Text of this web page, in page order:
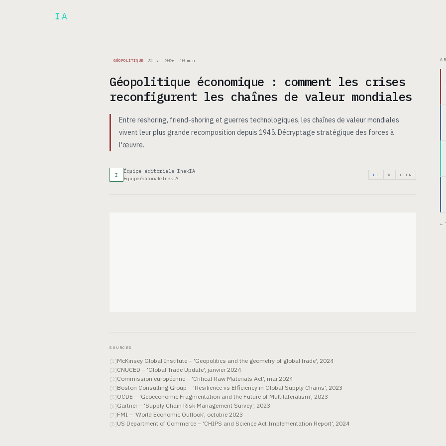
IA
GÉOPOLITIQUE 20 mai 2026 · 10 min
Géopolitique économique : comment les crises
reconfigurent les chaînes de valeur mondiales
Entre reshoring, friend-shoring et guerres technologiques, les chaînes de valeur mondiales
vivent leur plus grande recomposition depuis 1945. Décryptage stratégique des forces à
l'œuvre.
I
Équipe éditoriale InekIA
Équipe éditoriale InekIA
LI X LIEN
SOURCES
[1 ]McKinsey Global Institute – 'Geopolitics and the geometry of global trade', 2024
[2]CNUCED – 'Global Trade Update', janvier 2024
[ 3]Commission européenne – 'Critical Raw Materials Act', mai 2024
[4 ]Boston Consulting Group – 'Resilience vs Efficiency in Global Supply Chains', 2023
[5]OCDE – 'Geoeconomic Fragmentation and the Future of Multilateralism', 2023
[6 ]Gartner – 'Supply Chain Risk Management Survey', 2023
[7 ]FMI – 'World Economic Outlook', octobre 2023
[8]US Department of Commerce – 'CHIPS and Science Act Implementation Report', 2024
←